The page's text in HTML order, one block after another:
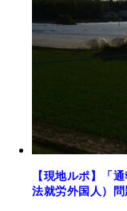
【現地ルポ】「
法就労外国人）